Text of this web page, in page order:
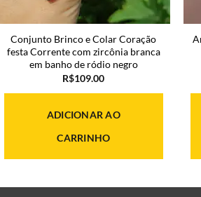
Conjunto Brinco e Colar Coração
festa Corrente com zircônia branca
em banho de ródio negro
R$109.00
ADICIONAR AO
CARRINHO